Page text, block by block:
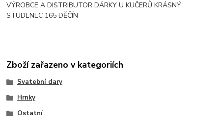
VÝROBCE A DISTRIBUTOR DÁRKY U KUČERŮ KRÁSNÝ
STUDENEC 165 DĚČÍN
Zboží zařazeno v kategoriích
Svatební dary
Hrnky
Ostatní